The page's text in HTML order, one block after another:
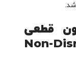
قطعی
(Non-